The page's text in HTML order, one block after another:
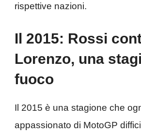
rispettive nazioni.
Il 2015: Rossi
Lorenzo, una
fuoco
Il 2015 è una stagione che
appassionato di MotoGP